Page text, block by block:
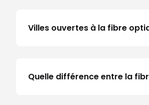
Villes ouvertes à la fibre
Quelle différence entre la